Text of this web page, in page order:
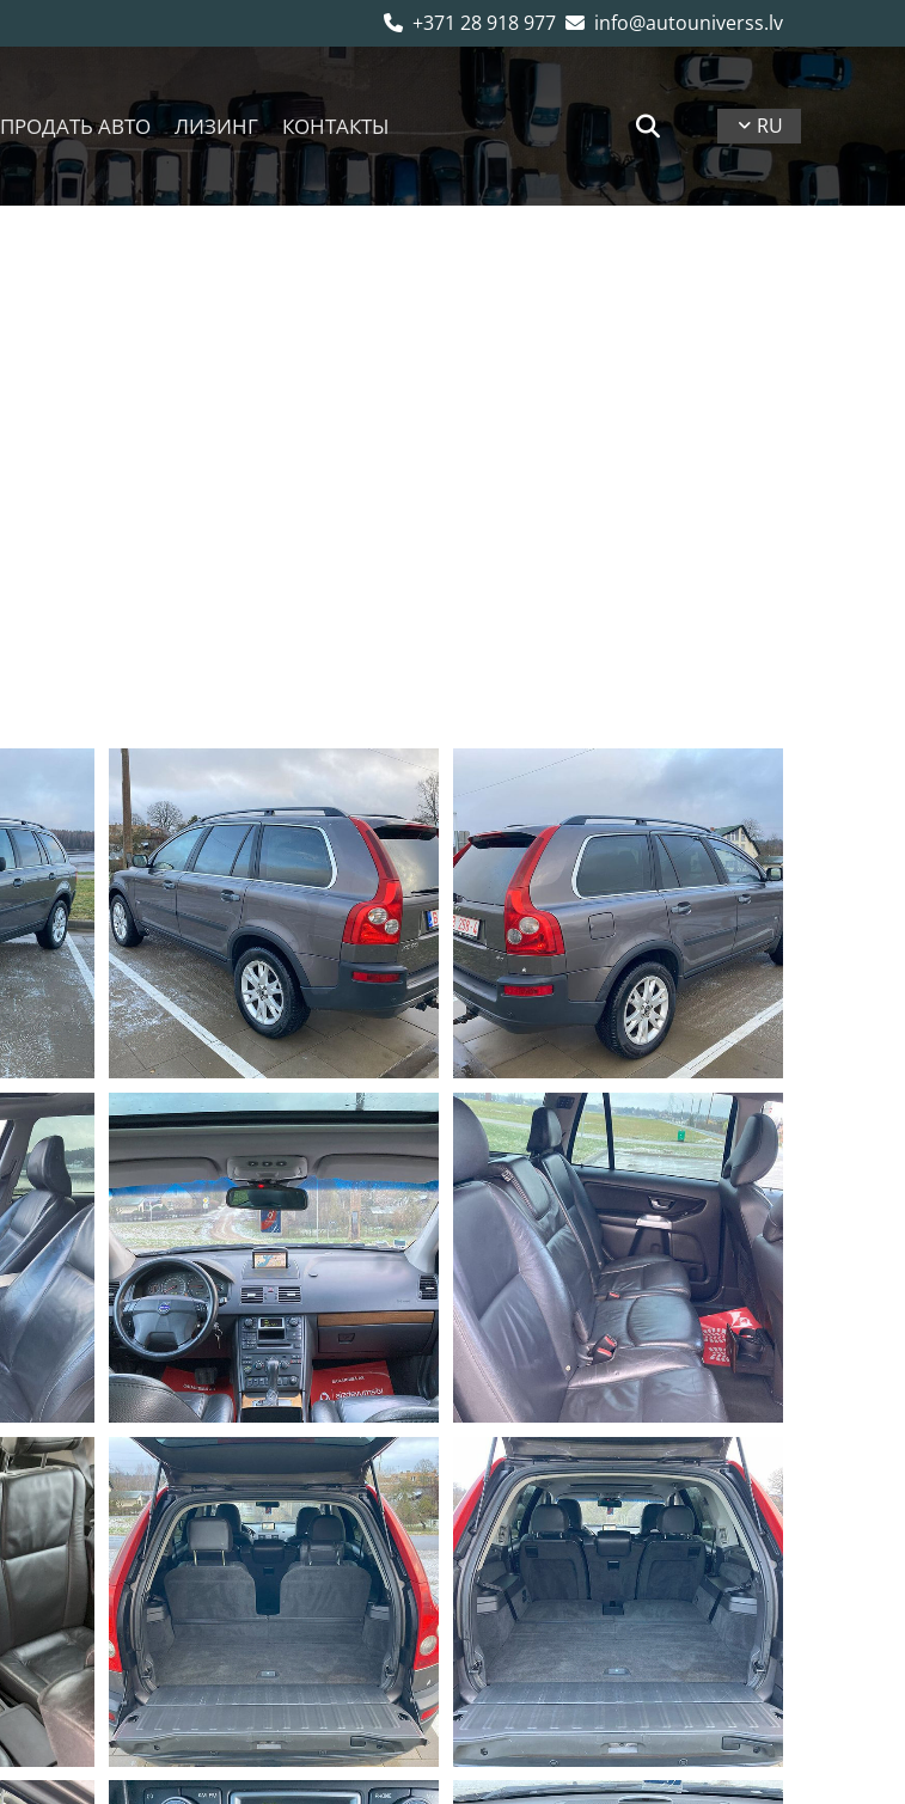
 +371 28 918 977  info@autouniverss.lv
ПРОДАТЬ АВТО ЛИЗИНГ КОНТАКТЫ RU